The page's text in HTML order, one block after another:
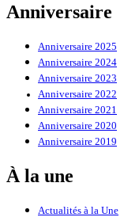
Anniversaire
Anniversaire 2025
Anniversaire 2024
Anniversaire 2023
Anniversaire 2022
Anniversaire 2021
Anniversaire 2020
Anniversaire 2019
À la une
Actualités à la Une